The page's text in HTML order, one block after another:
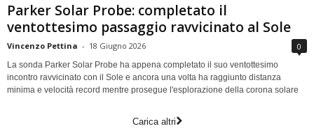
Parker Solar Probe: completato il
ventottesimo passaggio ravvicinato al Sole
Vincenzo Pettina - 18 Giugno 2026 0
La sonda Parker Solar Probe ha appena completato il suo ventottesimo
incontro ravvicinato con il Sole e ancora una volta ha raggiunto distanza
minima e velocità record mentre prosegue l'esplorazione della corona solare
Carica altri